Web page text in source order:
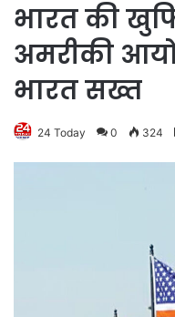
भारत की
अमरीकी
भारत सख्त
24 Today 0 324